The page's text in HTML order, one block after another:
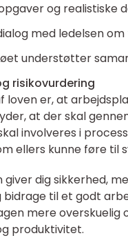
og realistiske
med ledelsen
understøtter
risikovurdering
loven er, at
at der skal
involveres i
ellers kunne føre til
giver dig sikkerhed,
til et godt
mere overskuelig
produktivitet.